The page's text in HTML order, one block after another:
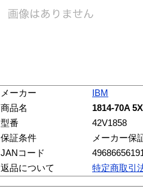
メーカー
IBM
商品名
1814-70A
型番
42V1858
保証条件
メーカー保
JANコード
返品について
特定商取引